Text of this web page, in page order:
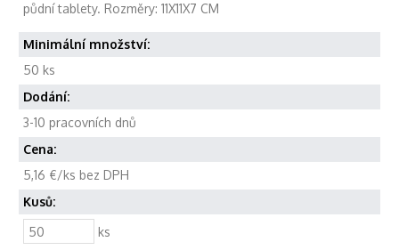
půdní tablety. Rozměry: 11X11X7 CM
Minimální množství:
50 ks
Dodání:
3-10 pracovních dnů
Cena:
5,16 €/ks bez DPH
Kusů:
ks